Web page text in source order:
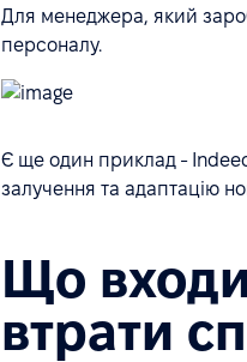
Для менеджера, який
персоналу.
Є ще один приклад -
залучення та адаптацію
Що
втрати